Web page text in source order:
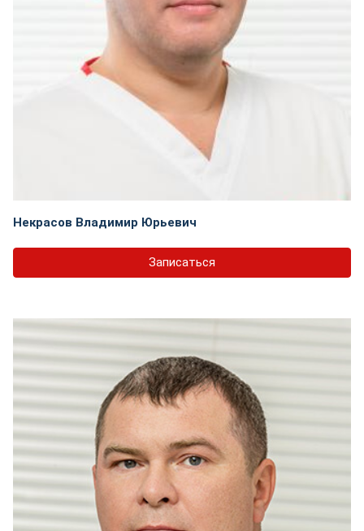
Некрасов Владимир Юрьевич
Записаться